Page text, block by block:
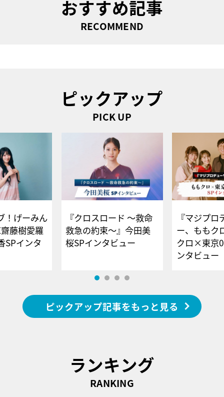
おすすめ記事
RECOMMEND
ピックアップ
PICK UP
！げーみん
藤樹愛羅
SPインタ
『クロスロード ～救命
救急の約束～』今田美
桜SPインタビュー
『マジプロ
ー、ももク
クロ×東京
ンタビュー
ピックアップ記事をもっと見る
ランキング
RANKING